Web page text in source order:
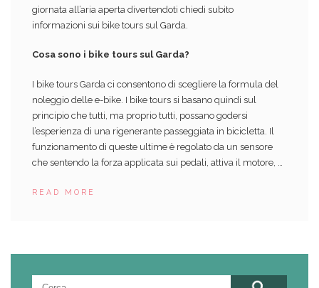
giornata all’aria aperta divertendoti chiedi subito
informazioni sui bike tours sul Garda.
Cosa sono i bike tours sul Garda?
I bike tours Garda ci consentono di scegliere la formula del
noleggio delle e-bike. I bike tours si basano quindi sul
principio che tutti, ma proprio tutti, possano godersi
l’esperienza di una rigenerante passeggiata in bicicletta. Il
funzionamento di queste ultime è regolato da un sensore
che sentendo la forza applicata sui pedali, attiva il motore, …
READ MORE
Ricerca